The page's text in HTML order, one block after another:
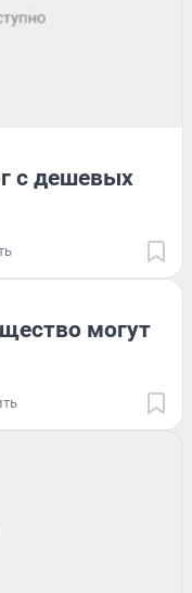
с дешевых
могут